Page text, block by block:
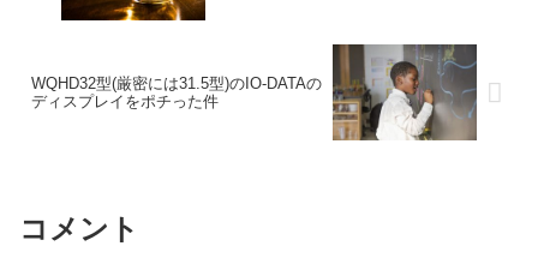
WQHD32型(厳密には31.5型)のIO-DATAの
ディスプレイをポチった件
コメント